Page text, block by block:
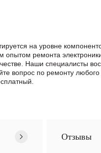
на уровне
ремонта
Наши специалисты
вопрос по ремонту
Отзывы